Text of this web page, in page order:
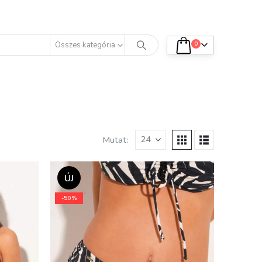
Összes kategória 0
Mutat:
ÚJ
-50%